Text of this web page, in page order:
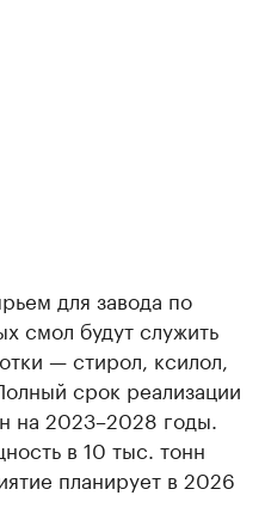
для завода по
смол будут служить
— стирол, ксилол,
срок реализации
на 2023–2028 годы.
в 10 тыс. тонн
планирует в 2026